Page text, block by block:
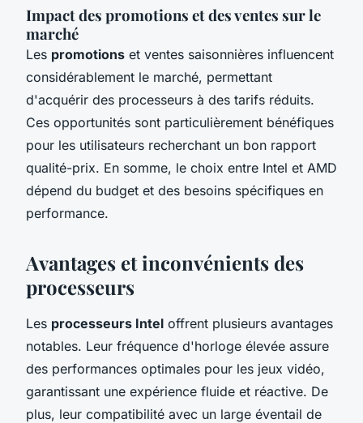
Impact des promotions et des ventes sur le
marché
Les promotions et ventes saisonnières influencent
considérablement le marché, permettant
d'acquérir des processeurs à des tarifs réduits.
Ces opportunités sont particulièrement bénéfiques
pour les utilisateurs recherchant un bon rapport
qualité-prix. En somme, le choix entre Intel et AMD
dépend du budget et des besoins spécifiques en
performance.
Avantages et inconvénients des
processeurs
Les processeurs Intel offrent plusieurs avantages
notables. Leur fréquence d'horloge élevée assure
des performances optimales pour les jeux vidéo,
garantissant une expérience fluide et réactive. De
plus, leur compatibilité avec un large éventail de